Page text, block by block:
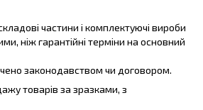
частини і комплектуючі вироби
ніж гарантійні терміни на основний
законодавством чи договором.
товарів за зразками, з